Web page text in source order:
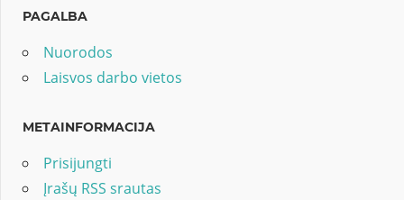
PAGALBA
Nuorodos
Laisvos darbo vietos
METAINFORMACIJA
Prisijungti
Įrašų RSS srautas